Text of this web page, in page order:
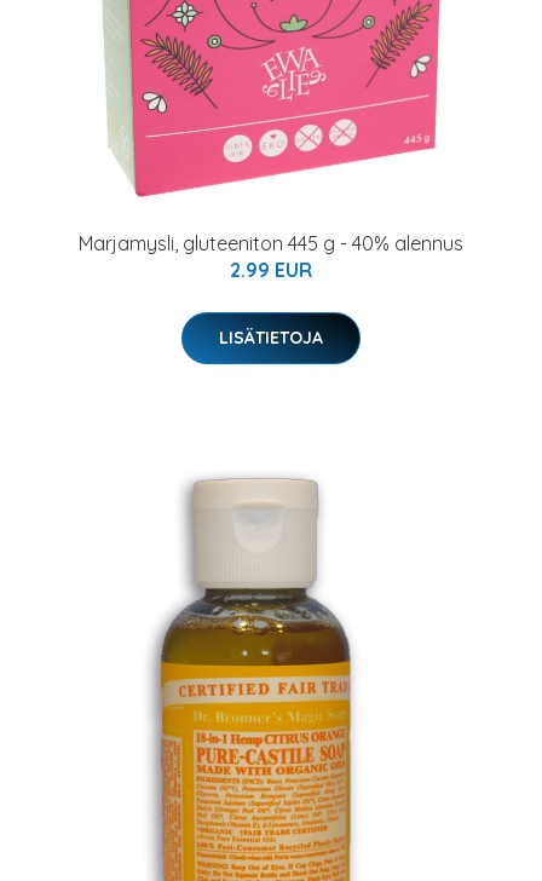
Marjamysli, gluteeniton 445 g - 40% alennus
2.99 EUR
LISÄTIETOJA